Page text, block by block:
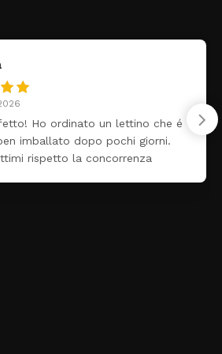
Ho ordinato un lettino che é
imballato dopo pochi giorni.
rispetto la concorrenza